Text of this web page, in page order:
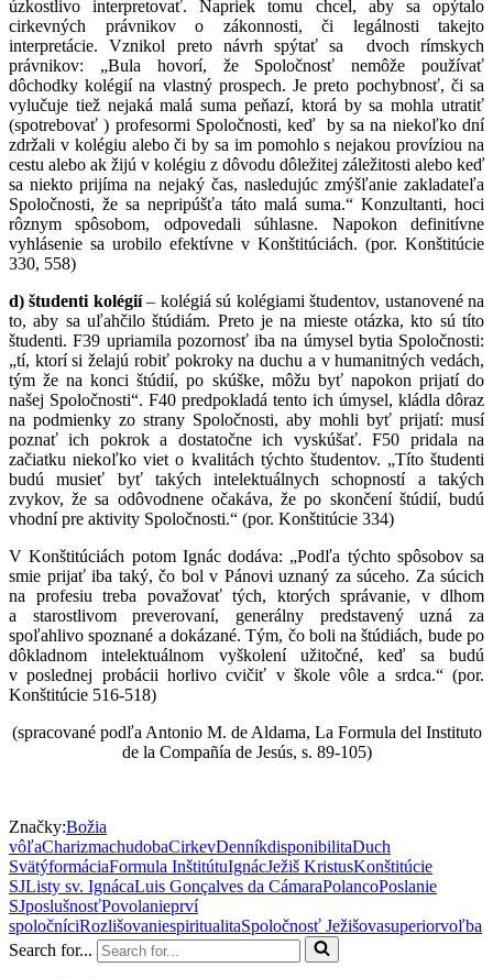
úzkostlivo interpretovať. Napriek tomu chcel, aby sa opýtalo
cirkevných právnikov o zákonnosti, či legálnosti takejto
interpretácie. Vznikol preto návrh spýtať sa dvoch rímskych
právnikov: „Bula hovorí, že Spoločnosť nemôže používať
dôchodky kolégií na vlastný prospech. Je preto pochybnosť, či sa
vylučuje tiež nejaká malá suma peňazí, ktorá by sa mohla utratiť
(spotrebovať ) profesormi Spoločnosti, keď by sa na niekoľko dní
zdržali v kolégiu alebo či by sa im pomohlo s nejakou províziou na
cestu alebo ak žijú v kolégiu z dôvodu dôležitej záležitosti alebo keď
sa niekto prijíma na nejaký čas, nasledujúc zmýšľanie zakladateľa
Spoločnosti, že sa nepripúšťa táto malá suma.“ Konzultanti, hoci
rôznym spôsobom, odpovedali súhlasne. Napokon definitívne
vyhlásenie sa urobilo efektívne v Konštitúciách. (por. Konštitúcie
330, 558)
d) študenti kolégií– kolégiá sú kolégiami študentov, ustanovené na
to, aby sa uľahčilo štúdiám. Preto je na mieste otázka, kto sú títo
študenti. F39 upriamila pozornosť iba na úmysel bytia Spoločnosti:
„tí, ktorí si želajú robiť pokroky na duchu a v humanitných vedách,
tým že na konci štúdií, po skúške, môžu byť napokon prijatí do
našej Spoločnosti“. F40 predpokladá tento ich úmysel, kládla dôraz
na podmienky zo strany Spoločnosti, aby mohli byť prijatí: musí
poznať ich pokrok a dostatočne ich vyskúšať. F50 pridala na
začiatku niekoľko viet o kvalitách týchto študentov. „Títo študenti
budú musieť byť takých intelektuálnych schopností a takých
zvykov, že sa odôvodnene očakáva, že po skončení štúdií, budú
vhodní pre aktivity Spoločnosti.“ (por. Konštitúcie 334)
V Konštitúciách potom Ignác dodáva: „Podľa týchto spôsobov sa
smie prijať iba taký, čo bol v Pánovi uznaný za súceho. Za súcich
na profesiu treba považovať tých, ktorých správanie, v dlhom
a starostlivom preverovaní, generálny predstavený uzná za
spoľahlivo spoznané a dokázané. Tým, čo boli na štúdiách, bude po
dôkladnom intelektuálnom vyškolení užitočné, keď sa budú
v poslednej probácii horlivo cvičiť v škole vôle a srdca.“ (por.
Konštitúcie 516-518)
(spracované podľa Antonio M. de Aldama, La Formula del Instituto
de la Compañía de Jesús, s. 89-105)
Značky:Božia
vôľaCharizmachudobaCirkevDenníkdisponibilitaDuch
SvätýformáciaFormula InštitútuIgnácJežiš KristusKonštitúcie
SJListy sv. IgnácaLuis Gonçalves da CámaraPolancoPoslanie
SJposlušnosťPovolanieprví
spoločníciRozlišovaniespiritualitaSpoločnosť Ježišovasuperiorvoľba
Search for...